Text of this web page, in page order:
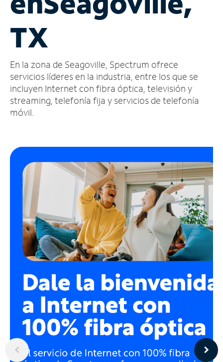
cuenta
Encuentra
tienda
TX
En la zona de Seagoville, Spectrum ofrece
servicios líderes en la industria, entre los que se
incluyen Internet con fibra óptica, televisión y
streaming, telefonía fija y servicios de telefonía
móvil.